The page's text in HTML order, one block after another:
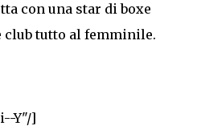
con una star di boxe
tutto al femminile.
Y"/]